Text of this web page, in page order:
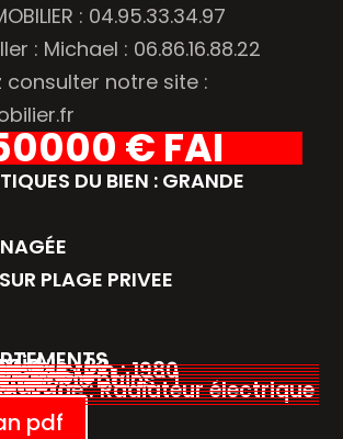
: 04.95.33.34.97
: Michael : 06.86.16.88.22
consulter notre site :
€ FAI
DU BIEN : GRANDE
PLAGE PRIVEE
: : 32: 1980
: 2: 1
de bains : 1
: Radiateur électrique
:
pdf